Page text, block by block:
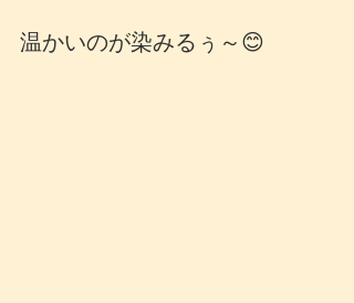
温かいのが染みるぅ～😊